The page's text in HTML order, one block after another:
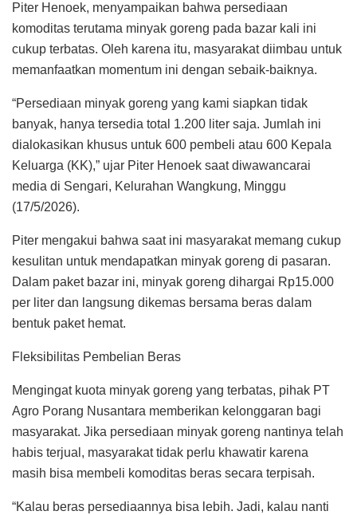
Piter Henoek, menyampaikan bahwa persediaan
komoditas terutama minyak goreng pada bazar kali ini
cukup terbatas. Oleh karena itu, masyarakat diimbau untuk
memanfaatkan momentum ini dengan sebaik-baiknya.
“Persediaan minyak goreng yang kami siapkan tidak
banyak, hanya tersedia total 1.200 liter saja. Jumlah ini
dialokasikan khusus untuk 600 pembeli atau 600 Kepala
Keluarga (KK),” ujar Piter Henoek saat diwawancarai
media di Sengari, Kelurahan Wangkung, Minggu
(17/5/2026).
Piter mengakui bahwa saat ini masyarakat memang cukup
kesulitan untuk mendapatkan minyak goreng di pasaran.
Dalam paket bazar ini, minyak goreng dihargai Rp15.000
per liter dan langsung dikemas bersama beras dalam
bentuk paket hemat.
Fleksibilitas Pembelian Beras
Mengingat kuota minyak goreng yang terbatas, pihak PT
Agro Porang Nusantara memberikan kelonggaran bagi
masyarakat. Jika persediaan minyak goreng nantinya telah
habis terjual, masyarakat tidak perlu khawatir karena
masih bisa membeli komoditas beras secara terpisah.
“Kalau beras persediaannya bisa lebih. Jadi, kalau nanti